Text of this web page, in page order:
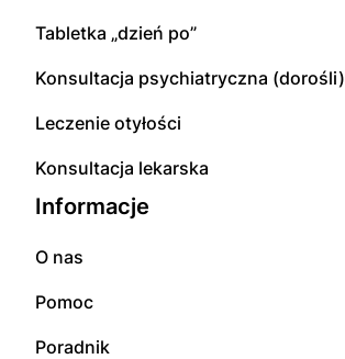
Tabletka „dzień po”
Konsultacja psychiatryczna (dorośli)
Leczenie otyłości
Konsultacja lekarska
Informacje
O nas
Pomoc
Poradnik